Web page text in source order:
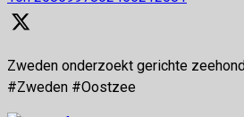
Zweden onderzoekt gerichte
#Zweden #Oostzee